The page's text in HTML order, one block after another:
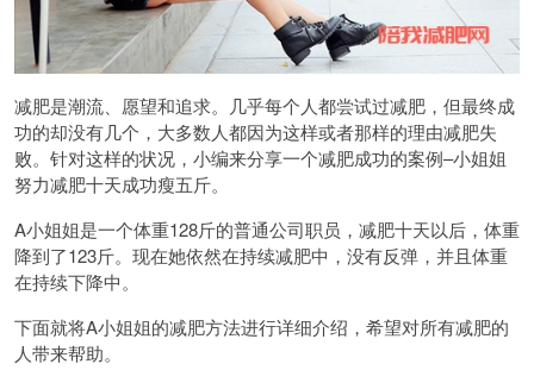
减肥是潮流、愿望和追求。几乎每个人都尝试过减肥，但最终成
功的却没有几个，大多数人都因为这样或者那样的理由减肥失
败。针对这样的状况，小编来分享一个减肥成功的案例–小姐姐
努力减肥十天成功瘦五斤。
A小姐姐是一个体重128斤的普通公司职员，减肥十天以后，体重
降到了123斤。现在她依然在持续减肥中，没有反弹，并且体重
在持续下降中。
下面就将A小姐姐的减肥方法进行详细介绍，希望对所有减肥的
人带来帮助。